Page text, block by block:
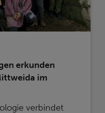
erkunden
im
verbindet